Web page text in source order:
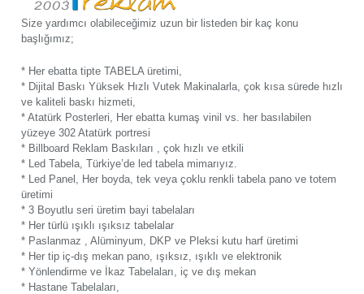
Size yardımcı olabileceğimiz uzun bir listeden bir kaç konu
başlığımız;
* Her ebatta tipte TABELA üretimi,
* Dijital Baskı Yüksek Hızlı Vutek Makinalarla, çok kısa sürede hızlı
ve kaliteli baskı hizmeti,
* Atatürk Posterleri, Her ebatta kumaş vinil vs. her basılabilen
yüzeye 302 Atatürk portresi
* Billboard Reklam Baskıları , çok hızlı ve etkili
* Led Tabela, Türkiye’de led tabela mimarıyız.
* Led Panel, Her boyda, tek veya çoklu renkli tabela pano ve totem
üretimi
* 3 Boyutlu seri üretim bayi tabelaları
* Her türlü ışıklı ışıksız tabelalar
* Paslanmaz , Alüminyum, DKP ve Pleksi kutu harf üretimi
* Her tip iç-dış mekan pano, ışıksız, ışıklı ve elektronik
* Yönlendirme ve İkaz Tabelaları, iç ve dış mekan
* Hastane Tabelaları,